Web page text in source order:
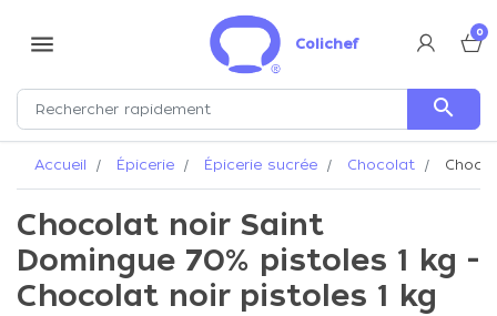
menu Colichef
0
search
Accueil Épicerie Épicerie sucrée Chocolat
Chocolat noir Saint
Domingue 70% pistoles 1 kg -
Chocolat noir pistoles 1 kg